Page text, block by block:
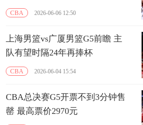
CBA 2026-06-06 12:50
上海男篮vs广厦男篮G5前瞻 主
队有望时隔24年再捧杯
CBA 2026-06-04 15:54
CBA总决赛G5开票不到3分钟售
罄 最高票价2970元